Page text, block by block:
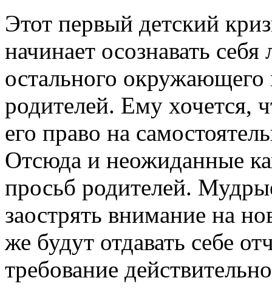
Этот первый детский
начинает осознавать
остального
родителей. Ему хочется,
его право на
Отсюда и неожиданные
просьб родителей.
заострять внимание на
же будут отдавать себе
требование